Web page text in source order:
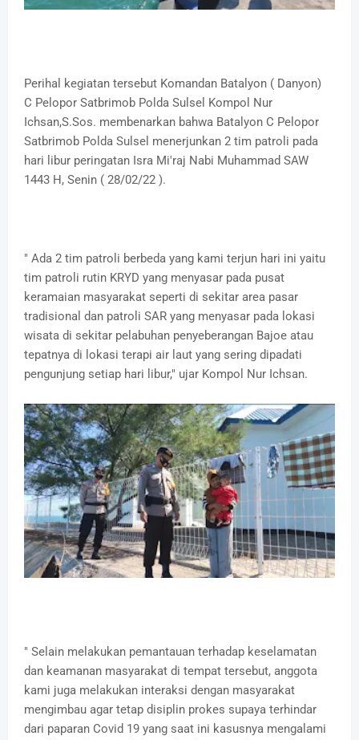
Perihal kegiatan tersebut Komandan Batalyon ( Danyon)
C Pelopor Satbrimob Polda Sulsel Kompol Nur
Ichsan,S.Sos. membenarkan bahwa Batalyon C Pelopor
Satbrimob Polda Sulsel menerjunkan 2 tim patroli pada
hari libur peringatan Isra Mi'raj Nabi Muhammad SAW
1443 H, Senin ( 28/02/22 ).
" Ada 2 tim patroli berbeda yang kami terjun hari ini yaitu
tim patroli rutin KRYD yang menyasar pada pusat
keramaian masyarakat seperti di sekitar area pasar
tradisional dan patroli SAR yang menyasar pada lokasi
wisata di sekitar pelabuhan penyeberangan Bajoe atau
tepatnya di lokasi terapi air laut yang sering dipadati
pengunjung setiap hari libur," ujar Kompol Nur Ichsan.
" Selain melakukan pemantauan terhadap keselamatan
dan keamanan masyarakat di tempat tersebut, anggota
kami juga melakukan interaksi dengan masyarakat
mengimbau agar tetap disiplin prokes supaya terhindar
dari paparan Covid 19 yang saat ini kasusnya mengalami